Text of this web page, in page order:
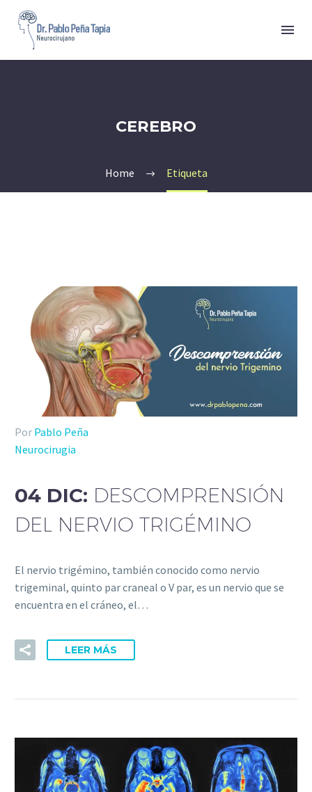
CEREBRO
Home Etiqueta
Por Pablo Peña
Neurocirugia
04 DIC: DESCOMPRENSIÓN
DEL NERVIO TRIGÉMINO
El nervio trigémino, también conocido como nervio
trigeminal, quinto par craneal o V par, es un nervio que se
encuentra en el cráneo, el…
LEER MÁS